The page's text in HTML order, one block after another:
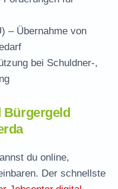
– Übernahme von
bei Schuldner-,
Bürgergeld
du online,
Der schnellste